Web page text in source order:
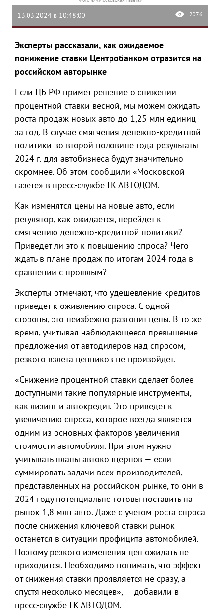
13.03.2024 в 10:48:00 2076
Эксперты рассказали, как ожидаемое
понижение ставки Центробанком отразится на
российском авторынке
Если ЦБ РФ примет решение о снижении
процентной ставки весной, мы можем ожидать
роста продаж новых авто до 1,25 млн единиц
за год. В случае смягчения денежно-кредитной
политики во второй половине года результаты
2024 г. для автобизнеса будут значительно
скромнее. Об этом сообщили «Московской
газете» в пресс-службе ГК АВТОДОМ.
Как изменятся цены на новые авто, если
регулятор, как ожидается, перейдет к
смягчению денежно-кредитной политики?
Приведет ли это к повышению спроса? Чего
ждать в плане продаж по итогам 2024 года в
сравнении с прошлым?
Эксперты отмечают, что удешевление кредитов
приведет к оживлению спроса. С одной
стороны, это неизбежно разгонит цены. В то же
время, учитывая наблюдающееся превышение
предложения от автодилеров над спросом,
резкого взлета ценников не произойдет.
«Снижение процентной ставки сделает более
доступными такие популярные инструменты,
как лизинг и автокредит. Это приведет к
увеличению спроса, которое всегда является
одним из основных факторов увеличения
стоимости автомобиля. При этом нужно
учитывать планы автоконцернов — если
суммировать задачи всех производителей,
представленных на российском рынке, то они в
2024 году потенциально готовы поставить на
рынок 1,8 млн авто. Даже с учетом роста спроса
после снижения ключевой ставки рынок
останется в ситуации профицита автомобилей.
Поэтому резкого изменения цен ожидать не
приходится. Необходимо понимать, что эффект
от снижения ставки проявляется не сразу, а
спустя несколько месяцев», — добавили в
пресс-службе ГК АВТОДОМ.